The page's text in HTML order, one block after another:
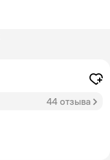
44 отзыва